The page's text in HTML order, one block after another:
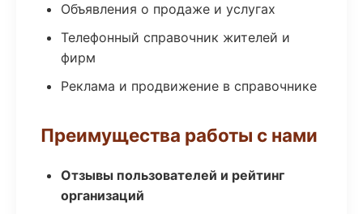
Объявления о продаже и услугах
Телефонный справочник жителей и
фирм
Реклама и продвижение в справочнике
Преимущества работы с нами
Отзывы пользователей и рейтинг
организаций